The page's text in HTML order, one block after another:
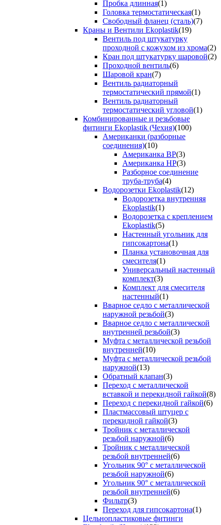
Пробка длинная(1)
Головка термостатическая(1)
Свободный фланец (сталь)(7)
Краны и Вентили Ekoplastik(19)
Вентиль под штукатурку
проходной с кожухом из хрома(2)
Кран под штукатурку шаровой(2)
Проходной вентиль(6)
Шаровой кран(7)
Вентиль радиаторный
термостатический прямой(1)
Вентиль радиаторный
термостатический угловой(1)
Комбинированные и резьбовые
фитинги Ekoplastik (Чехия)(100)
Американки (разборные
соединения)(10)
Американка ВР(3)
Американка НР(3)
Разборное соединение
труба-труба(4)
Водорозетки Ekoplastik(12)
Водорозетка внутренняя
Ekoplastik(1)
Водорозетка с креплением
Ekoplastik(5)
Настенный угольник для
гипсокартона(1)
Планка установочная для
смесителя(1)
Универсальный настенный
комплект(3)
Комплект для смесителя
настенный(1)
Вварное седло с металлической
наружной резьбой(3)
Вварное седло с металлической
внутренней резьбой(3)
Муфта с металлической резьбой
внутренней(10)
Муфта с металлической резьбой
наружной(13)
Обратный клапан(3)
Переход с металлической
вставкой и перекидной гайкой(8)
Переход с перекидной гайкой(6)
Пластмассовый штуцер с
перекидной гайкой(3)
Тройник с металлической
резьбой наружной(6)
Тройник с металлической
резьбой внутренней(6)
Угольник 90° с металлической
резьбой наружной(6)
Угольник 90° с металлической
резьбой внутренней(6)
Фильтр(3)
Переход для гипсокартона(1)
Цельнопластиковые фитинги